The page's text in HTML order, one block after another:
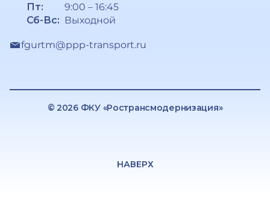
Пт:
Сб-Вс:
9:00 – 16:45
Выходной
fgurtm@ppp-transport.ru
© 2026 ФКУ «Ространсмодернизация»
НАВЕРХ